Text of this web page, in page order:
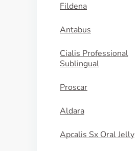
Fildena
Antabus
Cialis Professional
Sublingual
Proscar
Aldara
Apcalis Sx Oral Jelly